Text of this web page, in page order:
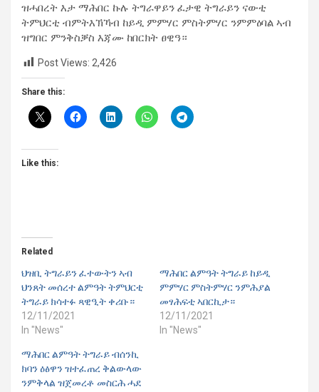
ዝሓበረት እታ ማሕበር ኩሉ ትግራዋይን ፈታዊ ትግራይን ናውቲ
ትምህርቲ ብምትእኽኻብ ከይዲ ምምሃር ምስትምሃር ንምምዕባል ኣብ
ዝግበር ምንቅስቓስ እጃሙ ከበርክት ፀዊዓ።
Post Views: 2,426
Share this:
Like this:
Related
ህዝቢ ትግራይን ፈተውትን ኣብ
ህንጸት መሰረተ ልምዓት ትምህርቲ
ትግራይ ክሳተፉ ጻዊዒት ቀሪቡ።
12/11/2021
In "News"
ማሕበር ልምዓት ትግራይ ከይዲ
ምምሃር ምስትምሃር ንምሕያል
መፃሕፍቲ ኣበርኪታ።
12/11/2021
In "News"
ማሕበር ልምዓት ትግራይ ብሰንኪ
ክባን ዕፅዋን ዝተፈጠረ ቅልውላው
ንምቅላል ዝጀመረቶ መስርሕ ሓደ